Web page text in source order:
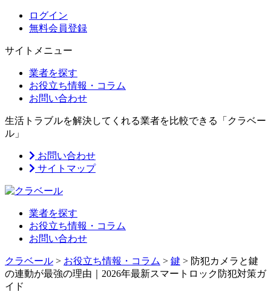
ログイン
無料会員登録
サイトメニュー
業者を探す
お役立ち情報・コラム
お問い合わせ
生活トラブルを解決してくれる業者を比較できる「クラベー
ル」
お問い合わせ
サイトマップ
業者を探す
お役立ち情報・コラム
お問い合わせ
クラベール > お役立ち情報・コラム > 鍵 > 防犯カメラと鍵
の連動が最強の理由｜2026年最新スマートロック防犯対策ガ
イド